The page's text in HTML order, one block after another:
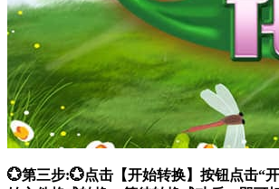
💮第三步:💮点击【开始转换】按钮点击“